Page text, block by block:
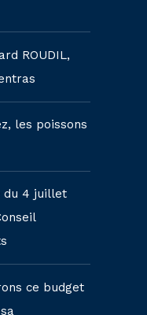
ROUDIL,
les poissons
du 4 juillet
ce budget